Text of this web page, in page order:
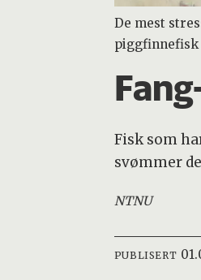
De mest
piggfinnefisk
Fisk som
svømmer
NTNU
PUBLISERT